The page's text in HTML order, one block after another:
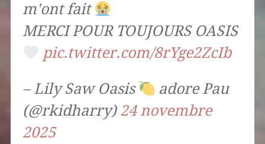
m'ont fait
MERCI POUR TOUJOURS OASIS
pic.twitter.com/8rYge2ZcIb
– Lily Saw Oasis
adore Pau
(@rkidharry) 24 novembre
2025